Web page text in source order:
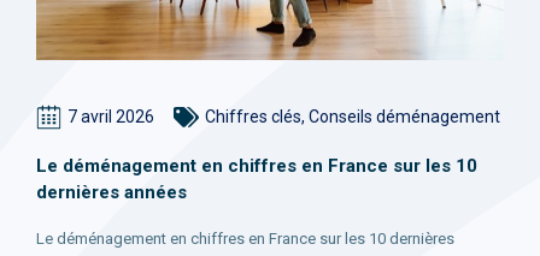
7 avril 2026 Chiffres clés, Conseils déménagement
Le déménagement en chiffres en France sur les 10
dernières années
Le déménagement en chiffres en France sur les 10 dernières